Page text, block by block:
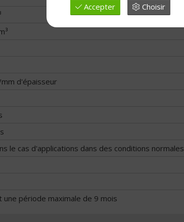
d'épaisseur
le cas d'applications dans des conditions normales
une période maximale de 9 mois
Accepter Choisir